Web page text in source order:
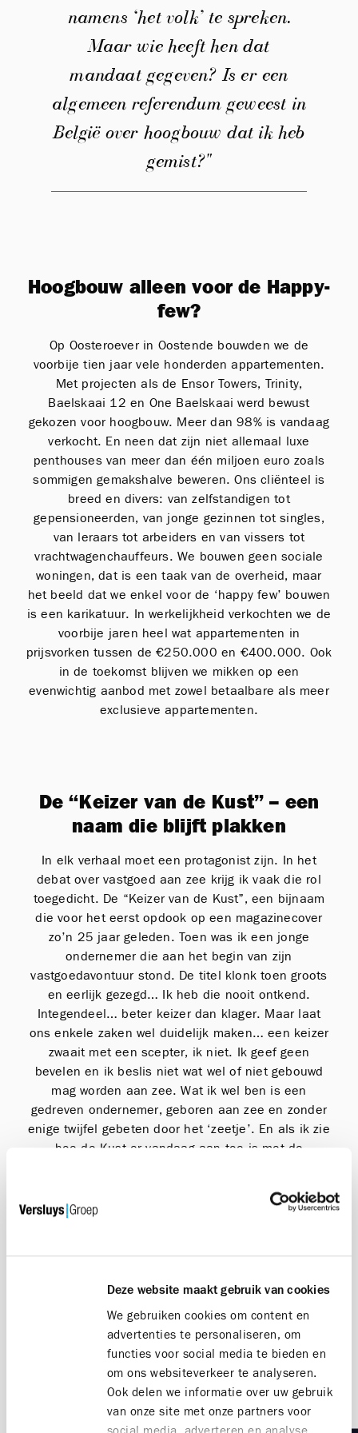
Deze website maakt gebruik van cookies
We gebruiken cookies om content en
advertenties te personaliseren, om
functies voor social media te bieden en
om ons websiteverkeer te analyseren.
Ook delen we informatie over uw gebruik
van onze site met onze partners voor
namens ‘het volk’ te spreken.
Maar wie heeft hen dat
mandaat gegeven? Is er een
algemeen referendum geweest in
België over hoogbouw dat ik heb
gemist?"
Hoogbouw alleen voor de Happy-
few?
Op Oosteroever in Oostende bouwden we de
voorbije tien jaar vele honderden appartementen.
Met projecten als de Ensor Towers, Trinity,
Baelskaai 12 en One Baelskaai werd bewust
gekozen voor hoogbouw. Meer dan 98% is vandaag
verkocht. En neen dat zijn niet allemaal luxe
penthouses van meer dan één miljoen euro zoals
sommigen gemakshalve beweren. Ons cliënteel is
breed en divers: van zelfstandigen tot
gepensioneerden, van jonge gezinnen tot singles,
van leraars tot arbeiders en van vissers tot
vrachtwagenchauffeurs. We bouwen geen sociale
woningen, dat is een taak van de overheid, maar
het beeld dat we enkel voor de ‘happy few’ bouwen
is een karikatuur. In werkelijkheid verkochten we de
voorbije jaren heel wat appartementen in
prijsvorken tussen de €250.000 en €400.000. Ook
in de toekomst blijven we mikken op een
evenwichtig aanbod met zowel betaalbare als meer
exclusieve appartementen.
De “Keizer van de Kust” – een
naam die blijft plakken
In elk verhaal moet een protagonist zijn. In het
debat over vastgoed aan zee krijg ik vaak die rol
toegedicht. De “Keizer van de Kust”, een bijnaam
die voor het eerst opdook op een magazinecover
zo’n 25 jaar geleden. Toen was ik een jonge
ondernemer die aan het begin van zijn
vastgoedavontuur stond. De titel klonk toen groots
en eerlijk gezegd… Ik heb die nooit ontkend.
Integendeel… beter keizer dan klager. Maar laat
ons enkele zaken wel duidelijk maken… een keizer
zwaait met een scepter, ik niet. Ik geef geen
bevelen en ik beslis niet wat wel of niet gebouwd
mag worden aan zee. Wat ik wel ben is een
gedreven ondernemer, geboren aan zee en zonder
enige twijfel gebeten door het ‘zeetje’. En als ik zie
hoe de Kust er vandaag aan toe is met de
daarin een gezicht ben geworden van verandering
aan de Kust, dan beschouw ik dat in de eerste
plaats als een erkenning en eer. Voor mij is die titel
‘Keizer van de Kust’ vooral een voetnoot in een
groter verhaal. Een verhaal over liefde voor een
prachtige streek, over bouwen met goesting, over
blijven geloven dat de Belgische kust mooier,
duurzamer en aantrekkelijker kan zijn dan ze